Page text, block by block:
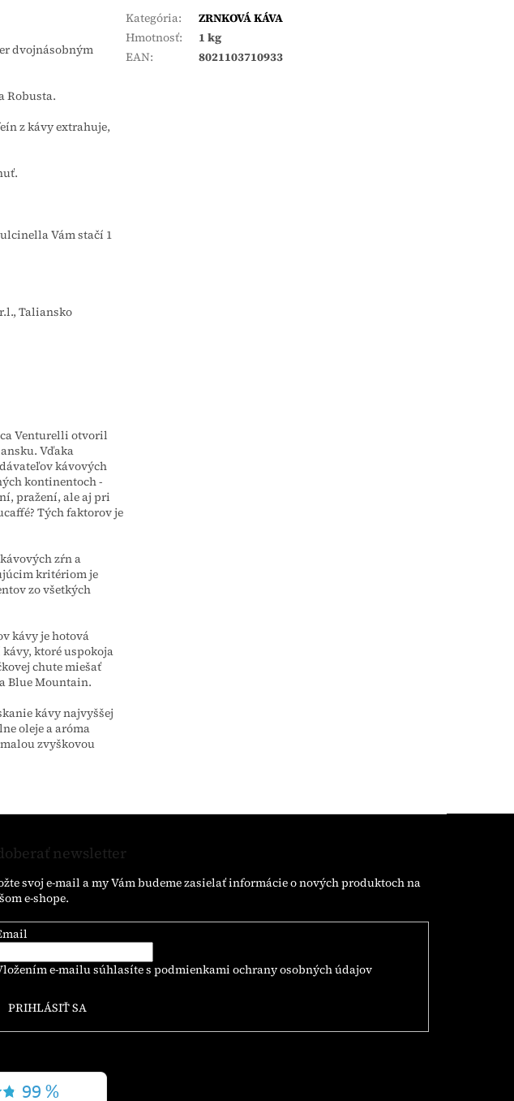
dvojnásobným
Robusta.
z kávy extrahuje,
Vám stačí 1
Taliansko
Venturelli otvoril
Vďaka
kávových
kontinentoch -
pražení, ale aj pri
Tých faktorov je
zŕn a
kritériom je
zo všetkých
kávy je hotová
ktoré uspokoja
chute miešať
Blue Mountain.
kávy najvyššej
oleje a aróma
zvyškovou
Kategória:
ZRNKOVÁ KÁVA
Hmotnosť:
1 kg
EAN: 8021103710933
newsletter
svoj e-mail a my Vám budeme zasielať informácie o nových produktoch na
e-shope.
e-mailu súhlasíte s podmienkami ochrany osobných údajov
PRIHLÁSIŤ SA